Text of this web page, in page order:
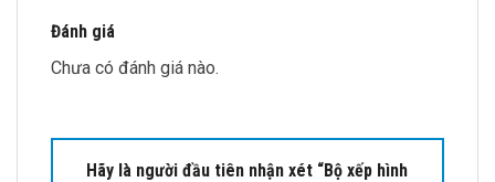
Đánh giá
Chưa có đánh giá nào.
Hãy là người đầu tiên nhận xét “Bộ xếp hình